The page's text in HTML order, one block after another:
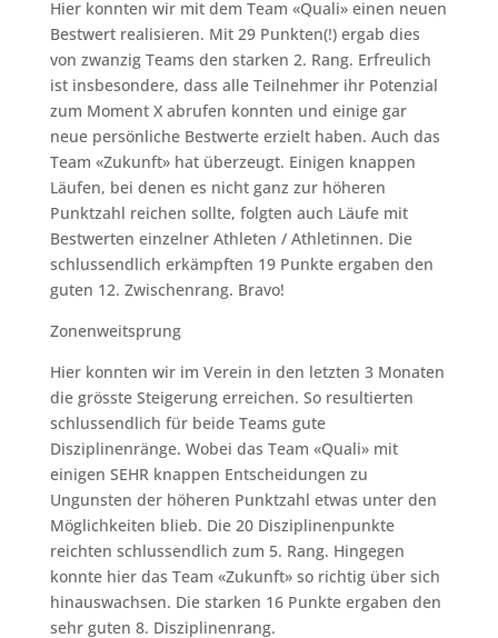
Hier konnten wir mit dem Team «Quali» einen neuen
Bestwert realisieren. Mit 29 Punkten(!) ergab dies
von zwanzig Teams den starken 2. Rang. Erfreulich
ist insbesondere, dass alle Teilnehmer ihr Potenzial
zum Moment X abrufen konnten und einige gar
neue persönliche Bestwerte erzielt haben. Auch das
Team «Zukunft» hat überzeugt. Einigen knappen
Läufen, bei denen es nicht ganz zur höheren
Punktzahl reichen sollte, folgten auch Läufe mit
Bestwerten einzelner Athleten / Athletinnen. Die
schlussendlich erkämpften 19 Punkte ergaben den
guten 12. Zwischenrang. Bravo!
Zonenweitsprung
Hier konnten wir im Verein in den letzten 3 Monaten
die grösste Steigerung erreichen. So resultierten
schlussendlich für beide Teams gute
Disziplinenränge. Wobei das Team «Quali» mit
einigen SEHR knappen Entscheidungen zu
Ungunsten der höheren Punktzahl etwas unter den
Möglichkeiten blieb. Die 20 Disziplinenpunkte
reichten schlussendlich zum 5. Rang. Hingegen
konnte hier das Team «Zukunft» so richtig über sich
hinauswachsen. Die starken 16 Punkte ergaben den
sehr guten 8. Disziplinenrang.